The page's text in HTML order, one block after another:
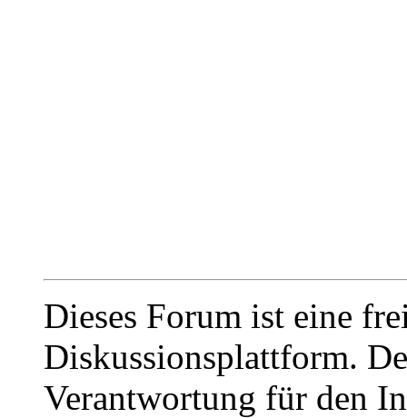
Dieses Forum ist eine
Diskussionsplattform.
Verantwortung für den